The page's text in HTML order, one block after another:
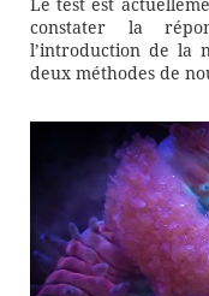
Le test est
constater la
l’introduction de la
deux méthodes de